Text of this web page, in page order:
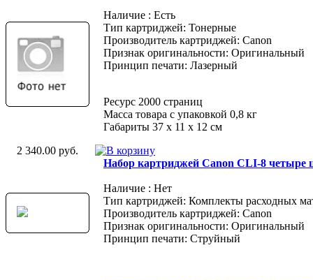
Наличие : Есть
Тип картриджей: Тонерные
Производитель картриджей: Canon
Признак оригинальности: Оригинальный
Принцип печати: Лазерный
Ресурс 2000 страниц
Масса товара с упаковкой 0,8 кг
Габариты 37 x 11 x 12 см
2 340.00 руб.
Набор картриджей Canon CLI-8 четыре
Наличие : Нет
Тип картриджей: Комплекты расходных
Производитель картриджей: Canon
Признак оригинальности: Оригинальный
Принцип печати: Струйный